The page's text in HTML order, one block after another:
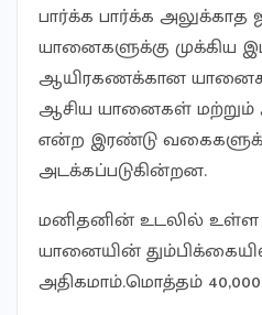
பார்க்க பார்க்க
யானைகளுக்கு முக்கிய
ஆயிரகணக்கான
ஆசிய யானைகள் மற்றும்
என்ற இரண்டு
அடக்கப்படுகின்றன.
மனிதனின் உடலில்
யானையின்
அதிகமாம்.மொத்தம்